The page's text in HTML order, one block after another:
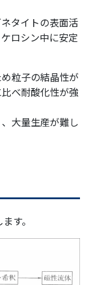
タイトの表面活
ロシン中に安定
粒子の結晶性が
べ耐酸化性が強
大量生産が難し
す。